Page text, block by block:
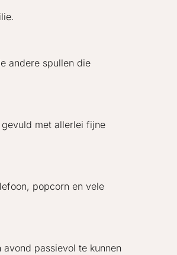
andere spullen die
met allerlei fijne
popcorn en vele
passievol te kunnen